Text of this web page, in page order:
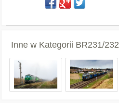
Inne w Kategorii BR231/232